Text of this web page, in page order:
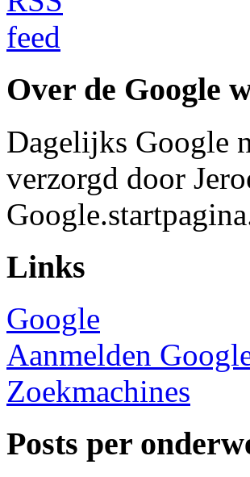
Over de Google
Dagelijks Google
verzorgd door
Links
Google
Aanmelden
Zoekmachines
Posts per